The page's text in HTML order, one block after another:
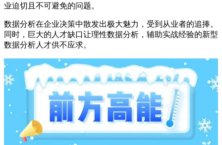
业迫切且不可避免的问题。
数据分析在企业决策中散发出极大魅力，受到从业者的追捧。
同时，巨大的人才缺口让理性数据分析，辅助实战经验的新型
数据分析人才供不应求。